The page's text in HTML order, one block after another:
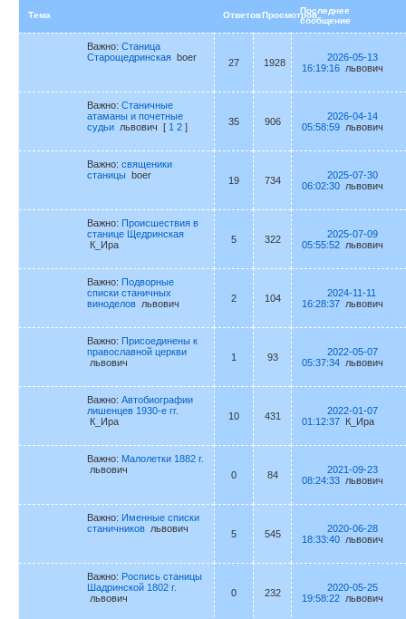
Тема ОтветовПросмотровПоследнее
сообщение
Важно: Станица
Старощедринская boer 27 1928
2026-05-13
16:19:16 львович
Важно: Станичные
атаманы и почетные
судьи львович [ 1 2 ] 35 906
2026-04-14
05:58:59 львович
Важно: священики
станицы boer 19 734
2025-07-30
06:02:30 львович
Важно: Происшествия в
станице Щедринская
К_Ира
5 322
2025-07-09
05:55:52 львович
Важно: Подворные
списки станичных
виноделов львович 2 104
2024-11-11
16:28:37 львович
Важно: Присоединены к
православной церкви
львович
1 93
2022-05-07
05:37:34 львович
Важно: Автобиографии
лишенцев 1930-е гг.
К_Ира
10 431
2022-01-07
01:12:37 К_Ира
Важно: Малолетки 1882 г.
львович
0 84
2021-09-23
08:24:33 львович
Важно: Именные списки
станичников львович 5 545
2020-06-28
18:33:40 львович
Важно: Роспись станицы
Шадринской 1802 г.
львович
0 232
2020-05-25
19:58:22 львович